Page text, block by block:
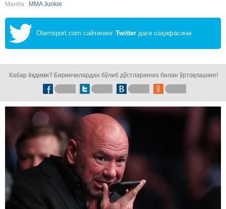
Манба : MMA Junkie
Olamsport.com сайтининг Twitter даги саҳифасини
Хабар ёқдими? Биринчилардан бўлиб дўстларингиз билан ўртоқлашинг!